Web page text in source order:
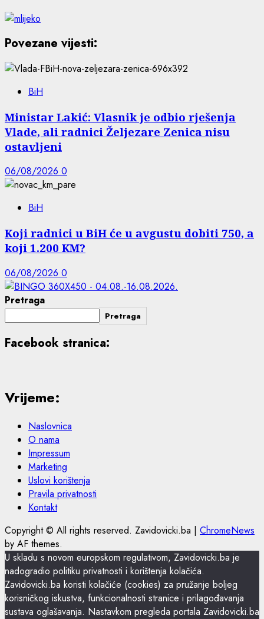
Povezane vijesti:
BiH
Ministar Lakić: Vlasnik je odbio rješenja
Vlade, ali radnici Željezare Zenica nisu
ostavljeni
06/08/2026 0
BiH
Koji radnici u BiH će u avgustu dobiti 750, a
koji 1.200 KM?
06/08/2026 0
Pretraga
Pretraga
Facebook stranica:
Vrijeme:
Naslovnica
O nama
Impressum
Marketing
Uslovi korištenja
Pravila privatnosti
Kontakt
Copyright © All rights reserved. Zavidovicki.ba | ChromeNews
by AF themes.
U skladu s novom europskom regulativom, Zavidovicki.ba je
nadogradio politiku privatnosti i korištenja kolačića.
Zavidovicki.ba koristi kolačiće (cookies) za pružanje boljeg
korisničkog iskustva, funkcionalnosti stranice i prilagođavanja
sustava oglašavanja. Nastavkom pregleda portala Zavidovicki.ba